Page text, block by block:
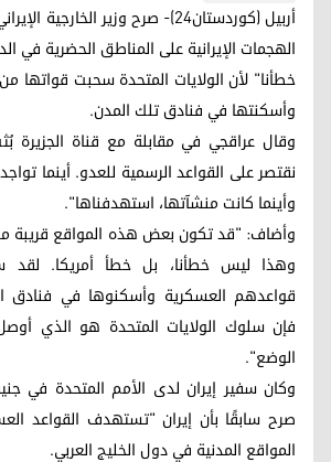
أربيل (كوردستان24)- صرح وزير
الهجمات الإيرانية على المناطق الحضرية في
خطأنا" لأن الولايات المتحدة سحبت قواتها
وأسكنتها في فنادق تلك المدن.
وقال عراقجي في مقابلة مع قناة الجزيرة
نقتصر على القواعد الرسمية للعدو. أينما
وأينما كانت منشآتها، استهدفناها".
وأضاف: "قد تكون بعض هذه المواقع قريبة
وهذا ليس خطأنا، بل خطأ أمريكا. لقد
قواعدهم العسكرية وأسكنوها في فنادق
فإن سلوك الولايات المتحدة هو الذي
الوضع".
وكان سفير إيران لدى الأمم المتحدة في
صرح سابقًا بأن إيران "تستهدف القواعد
المواقع المدنية في دول الخليج العربي.